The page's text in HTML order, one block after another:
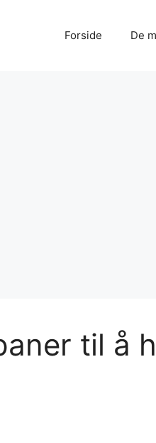
Forside De
til å